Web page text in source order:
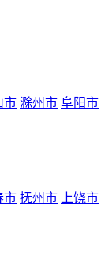
市 滁州市 阜阳市
市 抚州市 上饶市